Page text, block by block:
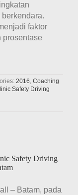
faktor
prosentase
2016, Coaching
Safety Driving
Safety Driving
– Batam, pada